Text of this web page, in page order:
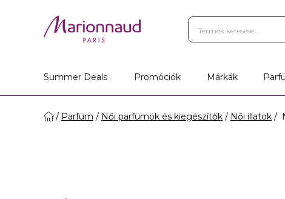
Summer Deals Promóciók Márkák
Parfüm Női parfümök és kiegészítők Női illatok